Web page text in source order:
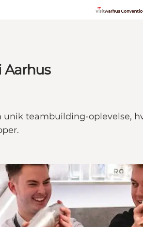
Aarhus
unik teambuilding-oplevelse,